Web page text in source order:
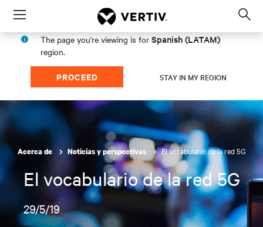
Menu
The page you're viewing is for Spanish (LATAM)
region.
PROCEED STAY IN MY REGION
Acerca de Noticias y perspectivas El vocabulario de la red 5G
El vocabulario de la red 5G
29/5/19